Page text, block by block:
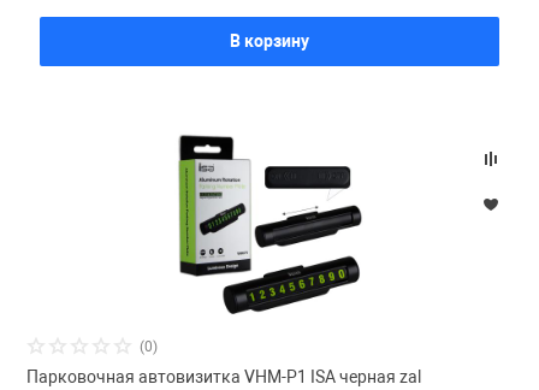
В корзину
(0)
Парковочная автовизитка VHM-P1 ISA черная zal